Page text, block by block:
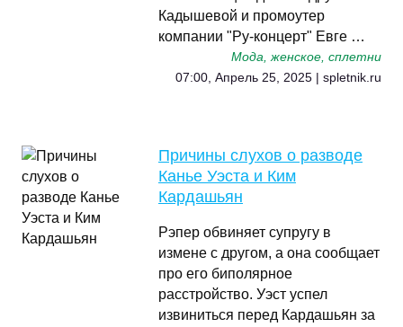
Кадышевой и промоутер
компании "Ру-концерт" Евге …
Мода, женское, сплетни
07:00, Апрель 25, 2025 | spletnik.ru
Причины слухов о разводе
Канье Уэста и Ким
Кардашьян
Рэпер обвиняет супругу в
измене с другом, а она сообщает
про его биполярное
расстройство. Уэст успел
извиниться перед Кардашьян за